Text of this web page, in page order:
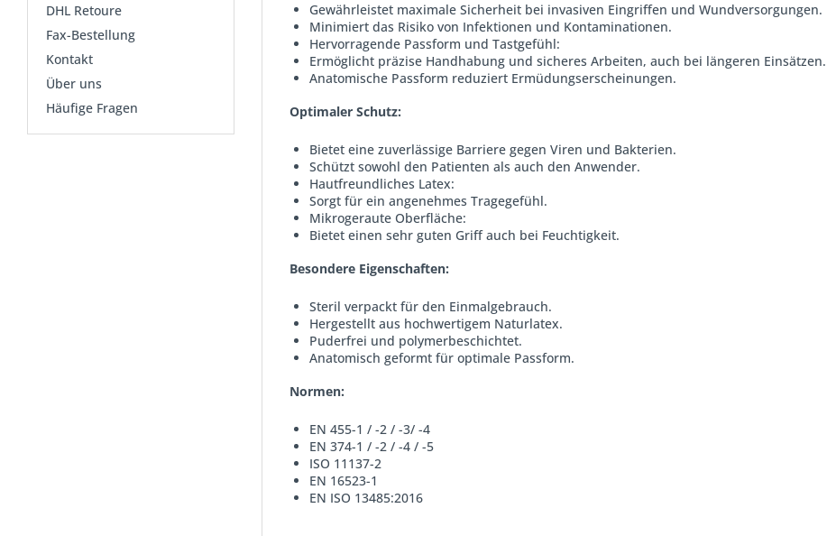
DHL Retoure
Fax-Bestellung
Kontakt
Über uns
Häufige Fragen
Gewährleistet maximale Sicherheit bei invasiven Eingriffen und Wundversorgungen.
Minimiert das Risiko von Infektionen und Kontaminationen.
Hervorragende Passform und Tastgefühl:
Ermöglicht präzise Handhabung und sicheres Arbeiten, auch bei längeren Einsätzen.
Anatomische Passform reduziert Ermüdungserscheinungen.
Optimaler Schutz:
Bietet eine zuverlässige Barriere gegen Viren und Bakterien.
Schützt sowohl den Patienten als auch den Anwender.
Hautfreundliches Latex:
Sorgt für ein angenehmes Tragegefühl.
Mikrogeraute Oberfläche:
Bietet einen sehr guten Griff auch bei Feuchtigkeit.
Besondere Eigenschaften:
Steril verpackt für den Einmalgebrauch.
Hergestellt aus hochwertigem Naturlatex.
Puderfrei und polymerbeschichtet.
Anatomisch geformt für optimale Passform.
Normen:
EN 455-1 / -2 / -3/ -4
EN 374-1 / -2 / -4 / -5
ISO 11137-2
EN 16523-1
EN ISO 13485:2016